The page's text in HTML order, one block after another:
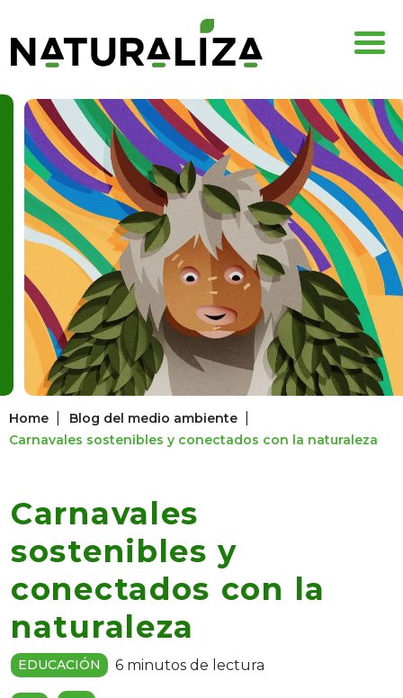
Home Blog del medio ambiente
Carnavales sostenibles y conectados con la naturaleza
Carnavales
sostenibles y
conectados con la
naturaleza
EDUCACIÓN 6 minutos de lectura